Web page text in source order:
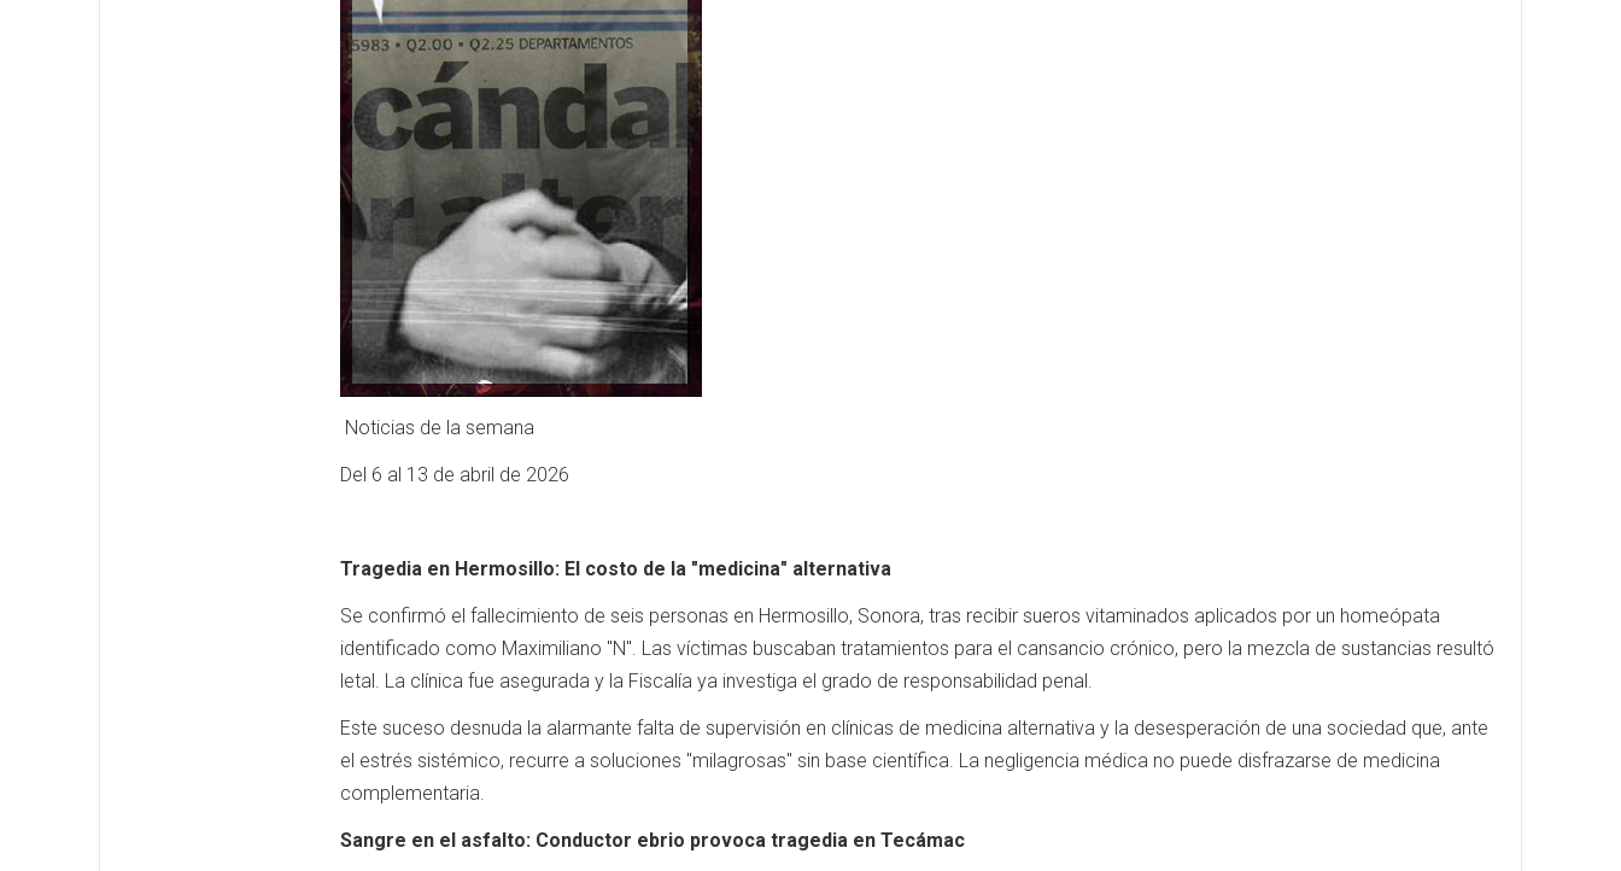
Noticias de la semana
Del 6 al 13 de abril de 2026
Tragedia en Hermosillo: El costo de la "medicina" alternativa
Se confirmó el fallecimiento de seis personas en Hermosillo, Sonora, tras recibir sueros vitaminados aplicados por un homeópata
identificado como Maximiliano "N". Las víctimas buscaban tratamientos para el cansancio crónico, pero la mezcla de sustancias resultó
letal. La clínica fue asegurada y la Fiscalía ya investiga el grado de responsabilidad penal.
Este suceso desnuda la alarmante falta de supervisión en clínicas de medicina alternativa y la desesperación de una sociedad que, ante
el estrés sistémico, recurre a soluciones "milagrosas" sin base científica. La negligencia médica no puede disfrazarse de medicina
complementaria.
Sangre en el asfalto: Conductor ebrio provoca tragedia en Tecámac